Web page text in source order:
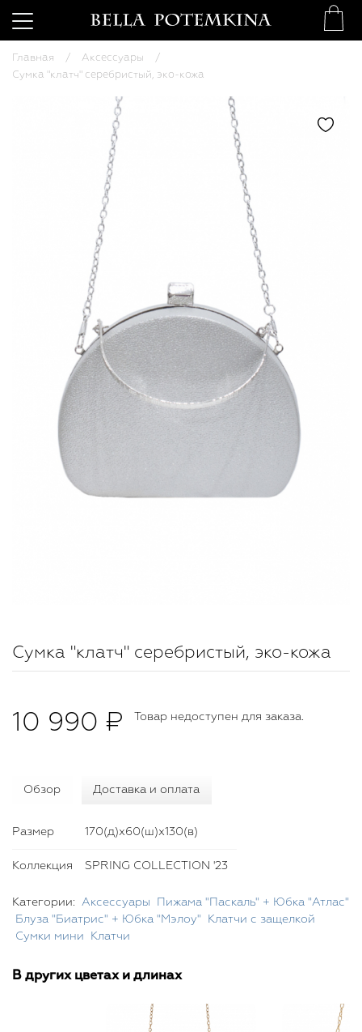
Главная
Аксессуары
Сумка "клатч" серебристый, эко-кожа
Сумка "клатч" серебристый, эко-кожа
10 990 ₽ Товар недоступен для заказа.
Обзор Доставка и оплата
Размер 170(д)х60(ш)х130(в)
Коллекция SPRING COLLECTION '23
Категории: Аксессуары
Пижама "Паскаль" + Юбка "Атлас"
Блуза "Биатрис" + Юбка "Мэлоу"
Клатчи с защелкой
Сумки мини
Клатчи
В других цветах и длинах